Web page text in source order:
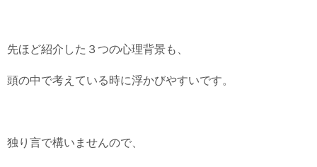
先ほど紹介した３つの心理背景も、
頭の中で考えている時に浮かびやすいです。
独り言で構いませんので、